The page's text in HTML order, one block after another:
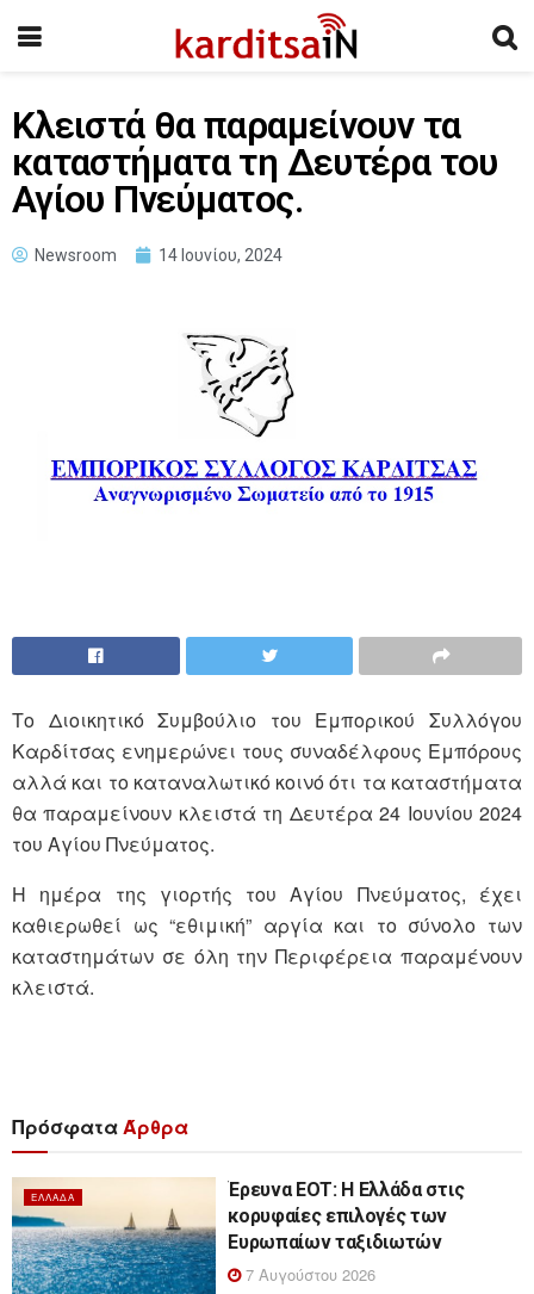
Kλειστά θα παραμείνουν τα
καταστήματα τη Δευτέρα του
Αγίου Πνεύματος.
Newsroom 14 Ιουνίου, 2024
Το Διοικητικό Συμβούλιο του Εμπορικού Συλλόγου
Καρδίτσας ενημερώνει τους συναδέλφους Εμπόρους
αλλά και το καταναλωτικό κοινό ότι τα καταστήματα
θα παραμείνουν κλειστά τη Δευτέρα 24 Ιουνίου 2024
του Αγίου Πνεύματος.
Η ημέρα της γιορτής του Αγίου Πνεύματος, έχει
καθιερωθεί ως “εθιμική” αργία και το σύνολο των
καταστημάτων σε όλη την Περιφέρεια παραμένουν
κλειστά.
ΠρόσφαταΆρθρα
ΕΛΛΆΔΑ
Έρευνα ΕΟΤ: Η Ελλάδα στις
κορυφαίες επιλογές των
Ευρωπαίων ταξιδιωτών
7 Αυγούστου 2026